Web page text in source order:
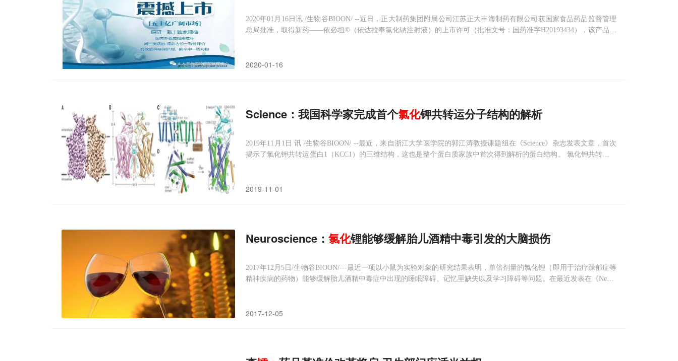
2020年01月16日讯 /生物谷BIOON/ --近日，正大制药集团附属公司江苏正大丰海制药有限公司获国家食品药品监督管理
总局批准，取得新药——依必坦®（依达拉奉氯化钠注射液）的上市许可（批准文号：国药准字H20193434），该产品规
2020-01-16
Science：我国科学家完成首个氯化钾共转运分子结构的解析
2019年11月1日 讯 /生物谷BIOON/ --最近，来自浙江大学医学院的郭江涛教授课题组在《Science》杂志发表文章，首次
揭示了氯化钾共转运蛋白1（KCC1）的三维结构，这也是整个蛋白质家族中首次得到解析的蛋白结构。 氯化钾共转运蛋
2019-11-01
Neuroscience： 氯化锂能够缓解胎儿酒精中毒引发的大脑损伤
2017年12月5日/生物谷BIOON/---最近一项以小鼠为实验对象的研究结果表明，单倍剂量的氯化锂（即用于治疗躁郁症等
精神疾病的药物）能够缓解胎儿酒精中毒症中出现的睡眠障碍、记忆里缺失以及学习障碍等问题。在最近发表在《Neuro
2017-12-05